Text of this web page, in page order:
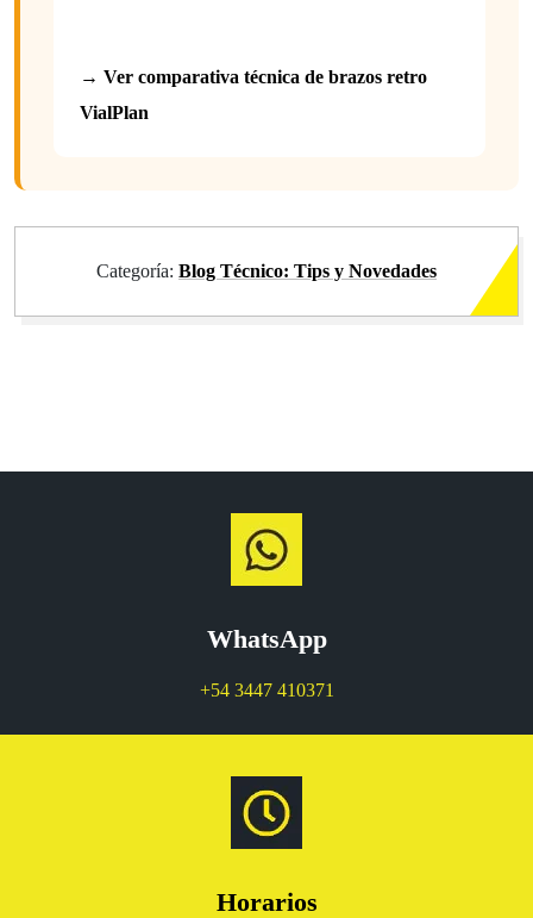
→ Ver comparativa técnica de brazos retro
VialPlan
Categoría: Blog Técnico: Tips y Novedades
WhatsApp
+54 3447 410371
Horarios